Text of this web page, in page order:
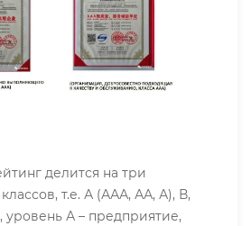
делится на три
т.е. А (ААА, АА, А), В,
уровень А – предприятие,